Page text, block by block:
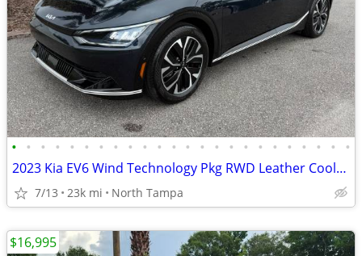
• • • • • • • • • • • • • • • • • • • • • • • •
2023 Kia EV6 Wind Technology Pkg RWD Leather Cooled Seats CarPlay 22K!
7/13 23k mi North Tampa
$16,995